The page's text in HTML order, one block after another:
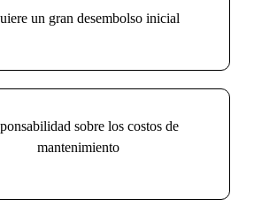
un gran desembolso inicial
sobre los costos de
mantenimiento